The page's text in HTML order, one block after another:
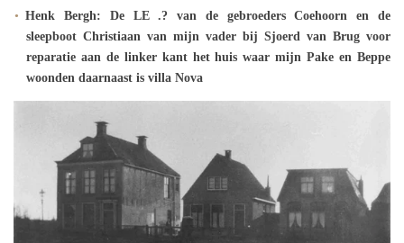
Henk Bergh: De LE .? van de gebroeders Coehoorn en de
sleepboot Christiaan van mijn vader bij Sjoerd van Brug voor
reparatie aan de linker kant het huis waar mijn Pake en Beppe
woonden daarnaast is villa Nova